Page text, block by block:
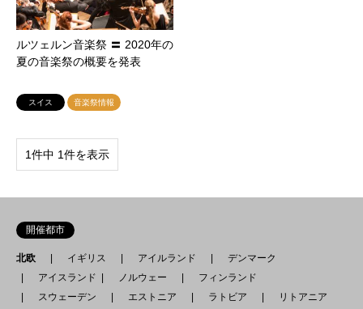
ルツェルン音楽祭 〓 2020年の
夏の音楽祭の概要を発表
スイス 音楽祭情報
1件中 1件を表示
開催都市
北欧 イギリス アイルランド
デンマーク
アイスランド
ノルウェー
フィンランド
スウェーデン
エストニア ラトビア
リトアニア